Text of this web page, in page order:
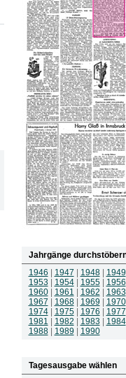
Jahrgänge
1946
1947 1948| 1949
1953
1954| 1955| 1956
1960| 1961 1962 1963
1967
1968| 1969 1970
1974| 1975| 1976 1977
1981
1982 1983 1984
1988| 1989 1990
Tagesausgabe wählen